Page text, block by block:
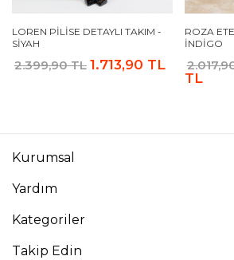
LOREN PILISE DETAYLI TAKIM -
SIYAH
2.399,90 TL 1.713,90 TL
ROZA
İNDIGO
TL
Kurumsal
Yardım
Kategoriler
Takip Edin